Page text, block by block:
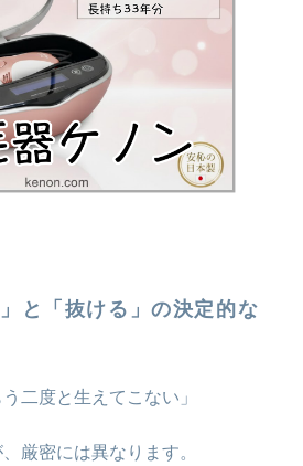
と「抜ける」の決定的な
二度と生えてこない」
厳密には異なります。